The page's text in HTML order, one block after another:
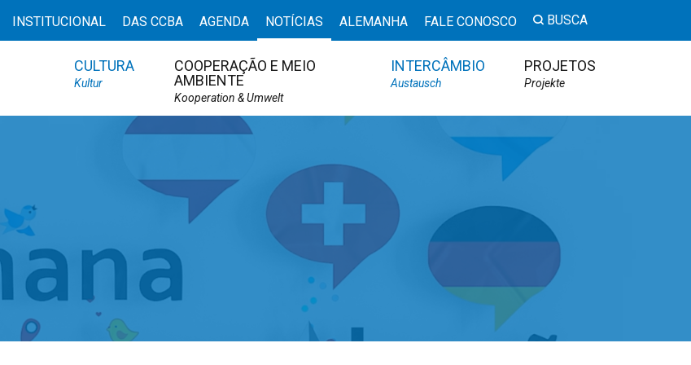
INSTITUCIONAL DAS CCBA AGENDA NOTÍCIAS ALEMANHA FALE CONOSCO BUSCA
CULTURA
Kultur
COOPERAÇÃO E MEIO
AMBIENTE
Kooperation & Umwelt
INTERCÂMBIO
Austausch
PROJETOS
Projekte